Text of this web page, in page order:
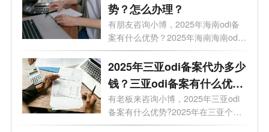
势？怎么办理？
有朋友咨询小博，2025年海南odi备
案有什么优势？2025年海南海南odi
备案金额是...
2025年三亚odi备案代办多少
钱？三亚odi备案有什么优
势?
有老板来咨询小博，2025年三亚odi
备案有什么优势?2025年在三亚个人
投资需要o...